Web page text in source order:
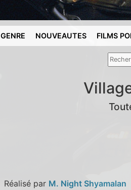
GENRE NOUVEAUTES FILMS
Réalisé par M. Night Shyamalan